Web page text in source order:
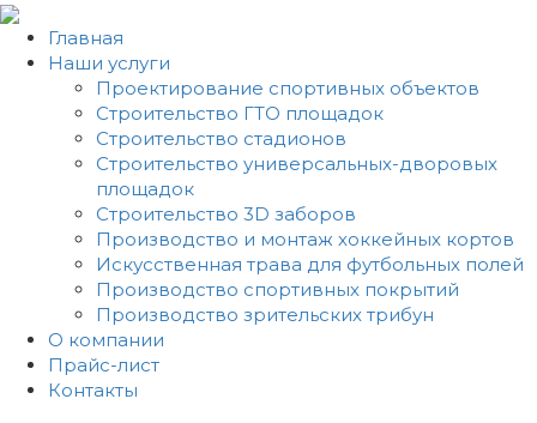
Главная
Наши услуги
Проектирование спортивных объектов
Строительство ГТО площадок
Строительство стадионов
Строительство универсальных-дворовых
площадок
Строительство 3D заборов
Производство и монтаж хоккейных кортов
Искусственная трава для футбольных полей
Производство спортивных покрытий
Производство зрительских трибун
О компании
Прайс-лист
Контакты